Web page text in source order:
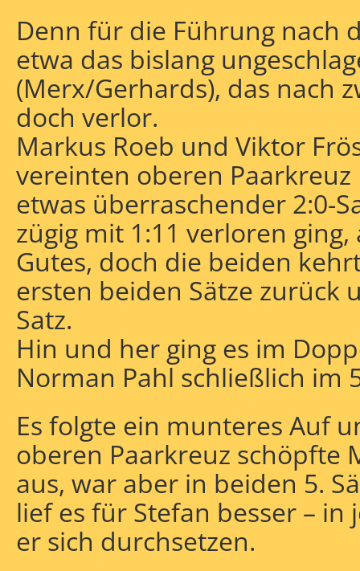
Denn für die Führung nach
etwa das bislang
(Merx/Gerhards), das nach
doch verlor.
Markus Roeb und Viktor
vereinten oberen Paarkreuz
etwas überraschender 2:0-
zügig mit 1:11 verloren
Gutes, doch die beiden
ersten beiden Sätze zurück
Satz.
Hin und her ging es im
Norman Pahl schließlich im
Es folgte ein munteres Auf
oberen Paarkreuz schöpfte
aus, war aber in beiden 5.
lief es für Stefan besser –
er sich durchsetzen.